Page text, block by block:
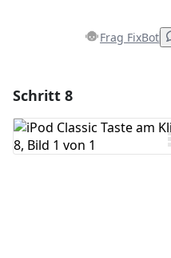
Frag FixBot
Kommentar
Schritt 8